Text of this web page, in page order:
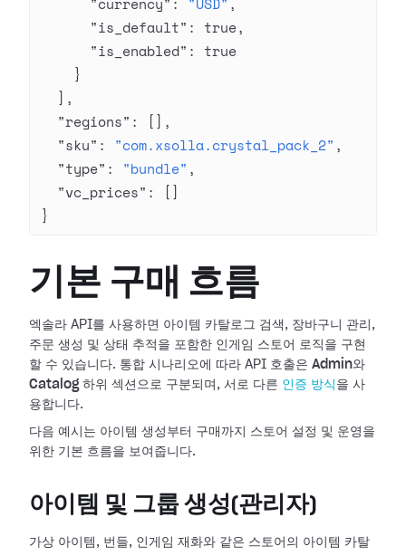
      "is_default"
: true,
      "is_enabled"
: true
    }
  ],
  "regions"
: [],
  "sku"
: "com.xsolla.crystal_pack_2" ,
  "type"
: "bundle" ,
  "vc_prices"
: []
}
기본 구매 흐름
엑솔라 API를 사용하면 아이템 카탈로그 검색, 장바구니 관리,
주문 생성 및 상태 추적을 포함한 인게임 스토어 로직을 구현
할 수 있습니다. 통합 시나리오에 따라 API 호출은 Admin와
Catalog 하위 섹션으로 구분되며, 서로 다른 인증 방식 을 사
용합니다.
다음 예시는 아이템 생성부터 구매까지 스토어 설정 및 운영을
위한 기본 흐름을 보여줍니다.
아이템 및 그룹 생성(관리자)
가상 아이템, 번들, 인게임 재화와 같은 스토어의 아이템 카탈